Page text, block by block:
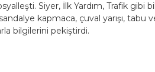
Siyer, İlk Yardım, Trafik
kapmaca, çuval yarışı,
bilgilerini pekiştirdi.